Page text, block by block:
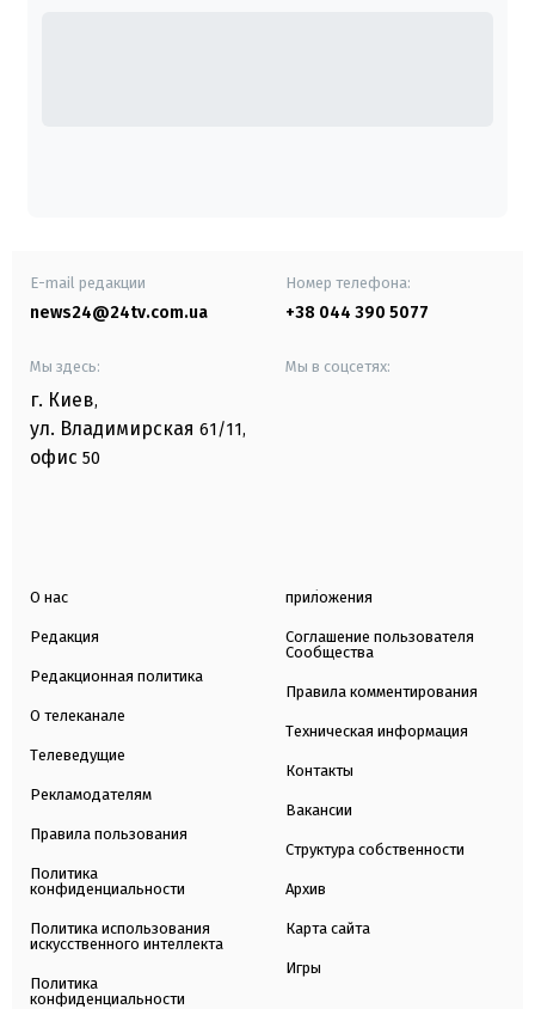
E-mail редакции
news24@24tv.com.ua
Номер телефона:
+38 044 390 5077
Мы здесь:
г. Киев,
ул. Владимирская 61/11,
офис 50
Мы в соцсетях:
О нас
Редакция
Редакционная политика
О телеканале
Телеведущие
Рекламодателям
Правила пользования
Политика
конфиденциальности
Политика использования
искусственного интеллекта
Политика
конфиденциальности
приложения
Соглашение пользователя
Сообщества
Правила комментирования
Техническая информация
Контакты
Вакансии
Структура собственности
Архив
Карта сайта
Игры